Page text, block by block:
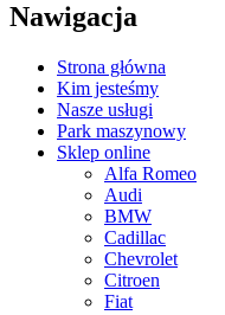
Nawigacja
Strona główna
Kim jesteśmy
Nasze usługi
Park maszynowy
Sklep online
Alfa Romeo
Audi
BMW
Cadillac
Chevrolet
Citroen
Fiat